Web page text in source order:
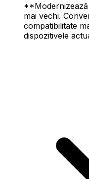
mai vechi.
compatibilitate
dispozitivele